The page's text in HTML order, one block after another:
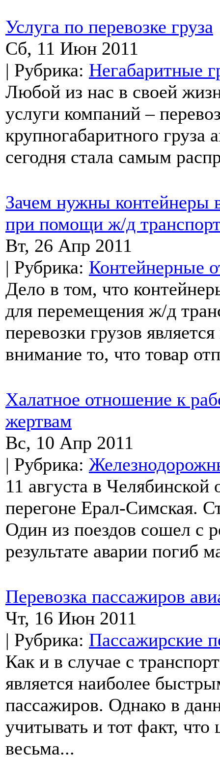
Услуга по перевозке груза
Сб, 11 Июн 2011
| Рубрика: Негабаритные
Любой из нас в своей
услуги компаний –
крупногабаритного
сегодня стала самым
Зачем нужны контейнеры
при помощи ж/д
Вт, 26 Апр 2011
| Рубрика: Контейнерные
Дело в том, что
для перемещения ж/д
перевозки грузов
внимание то, что товар
Халатное отношение к
жертвам
Вс, 10 Апр 2011
| Рубрика:
11 августа в
перегоне Ерал-Симская.
Один из поездов сошел с
результате аварии
Перевозка пассажиров
Чт, 16 Июн 2011
| Рубрика: Пассажирские
Как и в случае с
является наиболее
пассажиров. Однако в
учитывать и тот факт, что
весьма...